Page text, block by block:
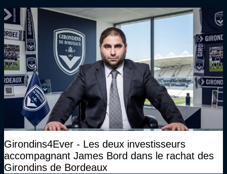
Girondins4Ever - Les deux investisseurs
accompagnant James Bord dans le rachat des
Girondins de Bordeaux